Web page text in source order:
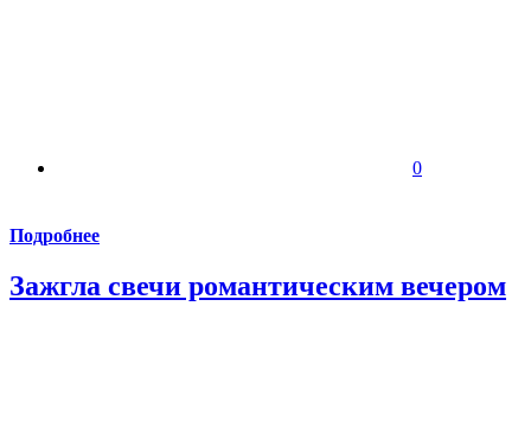
0
Подробнее
Зажгла свечи романтическим вечером